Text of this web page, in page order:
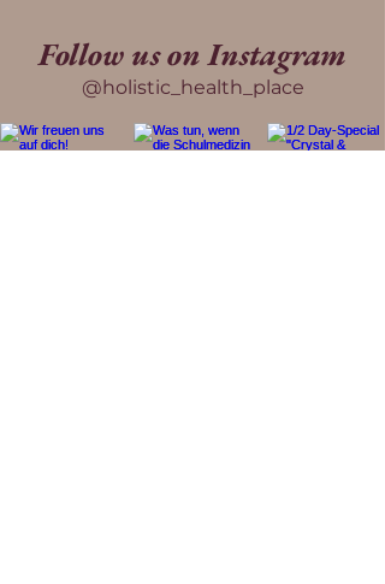
Follow us on Instagram
@holistic_health_place